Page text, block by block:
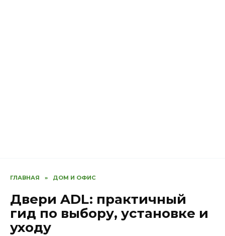
ГЛАВНАЯ » ДОМ И ОФИС
Двери ADL: практичный
гид по выбору, установке и
уходу